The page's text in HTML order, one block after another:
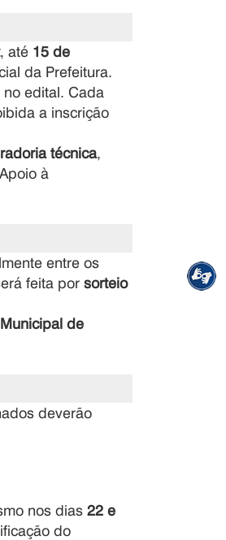
, até 15 de
da Prefeitura.
edital. Cada
a inscrição
técnica,
à
entre os
feita porsorteio
de
deverão
nos dias22 e
do